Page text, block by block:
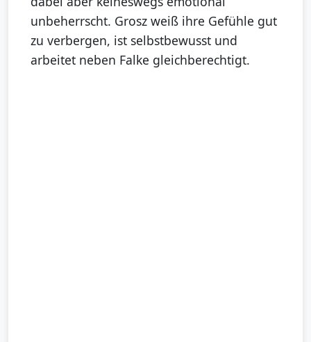
unbeherrscht. Grosz weiß ihre Gefühle gut
zu verbergen, ist selbstbewusst und
arbeitet neben Falke gleichberechtigt.